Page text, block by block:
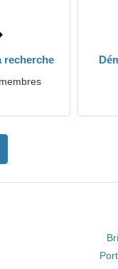
recherche